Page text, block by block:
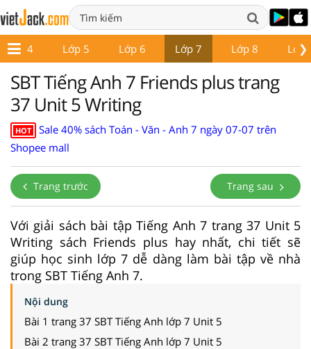
❯
Lớp 4 Lớp 5 Lớp 6 Lớp 7 Lớp 8 Lớp
SBT Tiếng Anh 7 Friends plus trang
37 Unit 5 Writing
HOT
Sale 40% sách Toán - Văn - Anh 7 ngày 07-07 trên
Shopee mall
Trang trước Trang sau
Với giải sách bài tập Tiếng Anh 7 trang 37 Unit 5
Writing sách Friends plus hay nhất, chi tiết sẽ
giúp học sinh lớp 7 dễ dàng làm bài tập về nhà
trong SBT Tiếng Anh 7.
Nội dung
Bài 1 trang 37 SBT Tiếng Anh lớp 7 Unit 5
Bài 2 trang 37 SBT Tiếng Anh lớp 7 Unit 5